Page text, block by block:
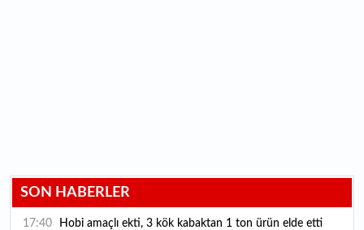
SON HABERLER
17:40 Hobi amaçlı ekti, 3 kök kabaktan 1 ton ürün elde etti